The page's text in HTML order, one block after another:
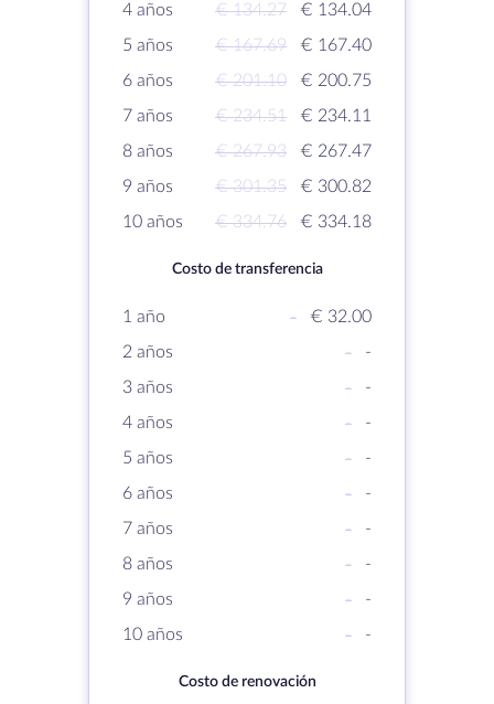
4 años
€ 134.27
€ 134.04
5 años
€ 167.69
€ 167.40
6 años
€ 201.10
€ 200.75
7 años
€ 234.51
€ 234.11
8 años
€ 267.93
€ 267.47
9 años
€ 301.35
€ 300.82
10 años
€ 334.76 € 334.18
Costo de transferencia
1 año -
€ 32.00
2 años
-
-
3 años
-
-
4 años
-
-
5 años
-
-
6 años
-
-
7 años
-
-
8 años
-
-
9 años
-
-
10 años
- -
Costo de renovación